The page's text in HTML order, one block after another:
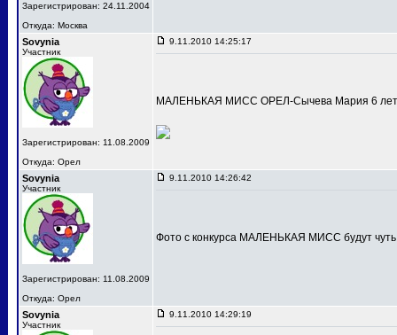
Зарегистрирован: 24.11.2004
Откуда: Москва
Sovynia
Участник
Зарегистрирован: 11.08.2009
Откуда: Орел
9.11.2010 14:25:17
МАЛЕНЬКАЯ МИСС ОРЕЛ-Сычева Мария 6
Sovynia
Участник
Зарегистрирован: 11.08.2009
Откуда: Орел
9.11.2010 14:26:42
Фото с конкурса МАЛЕНЬКАЯ МИСС будут
Sovynia
Участник
9.11.2010 14:29:19